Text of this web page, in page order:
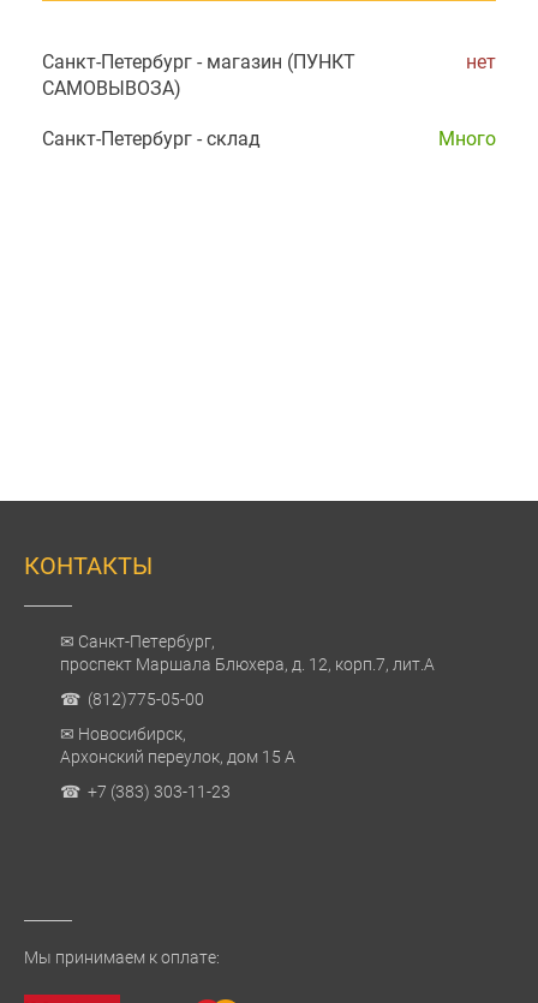
Санкт-Петербург - магазин (ПУНКТ
САМОВЫВОЗА)
нет
Санкт-Петербург - склад Много
КОНТАКТЫ
✉ Санкт-Петербург,
проспект Маршала Блюхера, д. 12, корп.7, лит.А
☎ (812)775-05-00
✉ Новосибирск,
Архонский переулок, дом 15 А
☎ +7 (383) 303-11-23
Мы принимаем к оплате: